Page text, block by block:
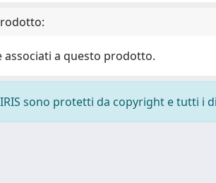
associati a questo prodotto.
sono protetti da copyright e tutti i